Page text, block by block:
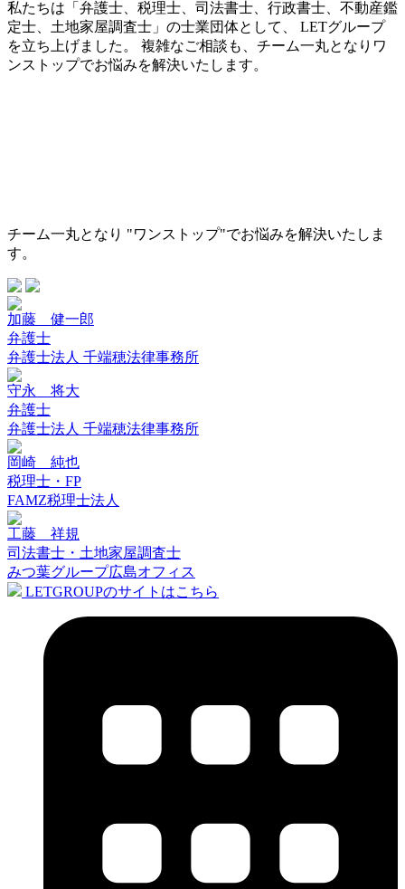
私たちは「弁護士、税理士、司法書士、行政書士、不動産鑑
定士、土地家屋調査士」の士業団体として、 LETグループ
を立ち上げました。 複雑なご相談も、チーム一丸となりワ
ンストップでお悩みを解決いたします。
チーム一丸となり "ワンストップ"でお悩みを解決いたしま
す。
加藤 健一郎
弁護士
弁護士法人 千端穂法律事務所
守永 将大
弁護士
弁護士法人 千端穂法律事務所
岡崎 純也
税理士・FP
FAMZ税理士法人
工藤 祥規
司法書士・土地家屋調査士
みつ葉グループ広島オフィス
LETGROUPのサイトはこちら